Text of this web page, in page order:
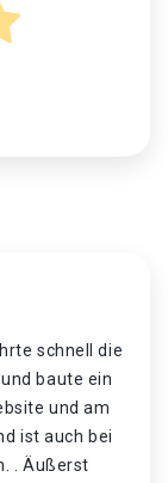
schnell die
baute ein
und am
ist auch bei
. Äußerst